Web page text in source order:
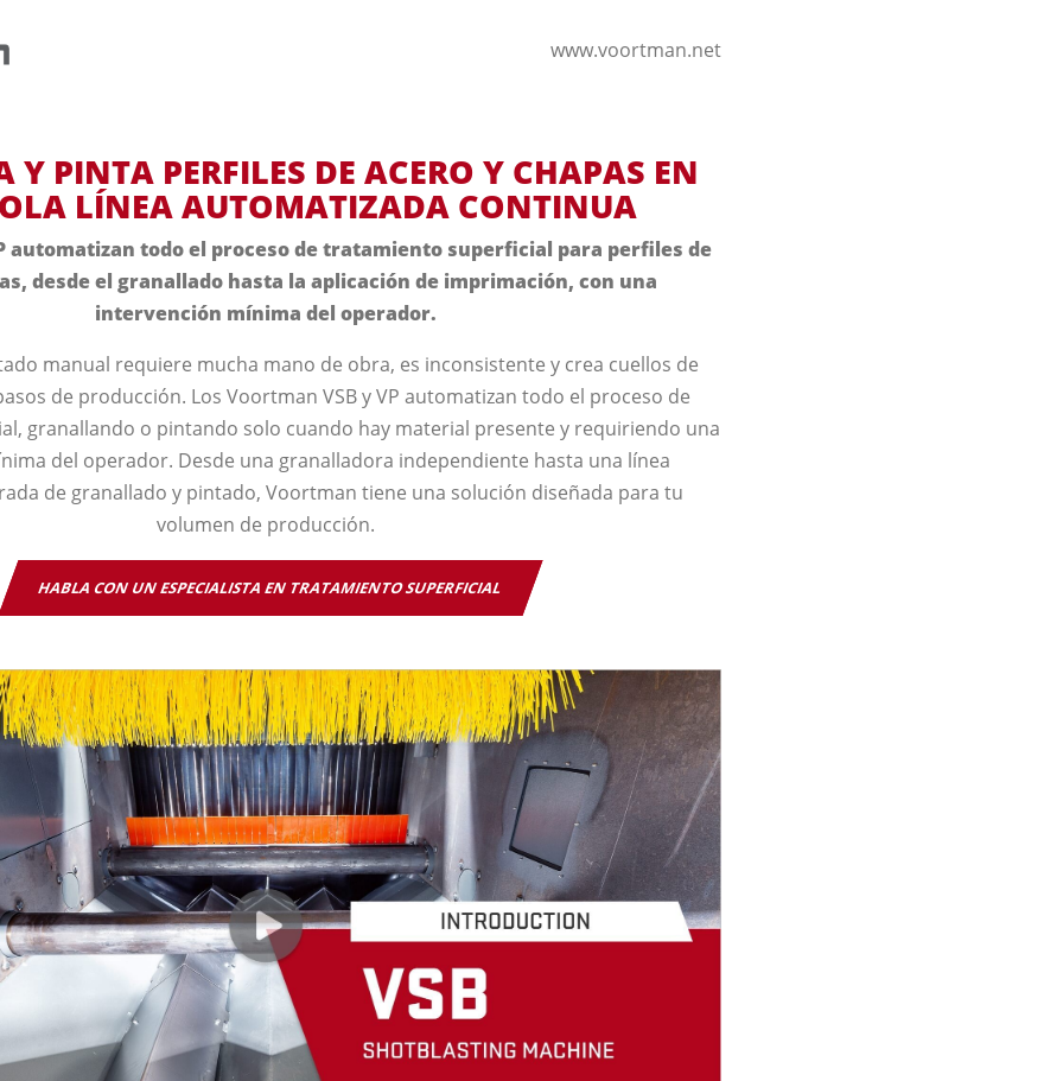
www.voortman.net
Y PINTA PERFILES DE ACERO Y CHAPAS EN
LÍNEA AUTOMATIZADA CONTINUA
automatizan todo el proceso de tratamiento superficial para perfiles de
desde el granallado hasta la aplicación de imprimación, con una
intervención mínima del operador.
manual requiere mucha mano de obra, es inconsistente y crea cuellos de
de producción. Los Voortman VSB y VP automatizan todo el proceso de
granallando o pintando solo cuando hay material presente y requiriendo una
del operador. Desde una granalladora independiente hasta una línea
de granallado y pintado, Voortman tiene una solución diseñada para tu
volumen de producción.
HABLA CON UN ESPECIALISTA EN TRATAMIENTO SUPERFICIAL